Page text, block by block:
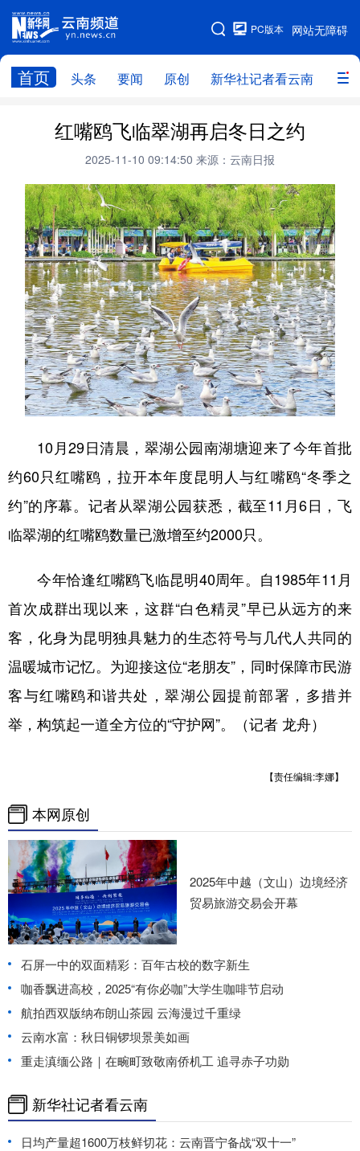
网站无障碍
PC版本
首页 头条 要闻 原创 新华社记者看云南 政务
网站地图
头条 云南要闻 本网原创
新华社记者看云南 政务
廉政 云南省领导报道集 旅游
教育
州市
社会
图片
经济 服务 云南故事
云南青年说 趣看文物
红嘴鸥飞临翠湖再启冬日之约
2025-11-10 09:14:50 来源：云南日报
10月29日清晨，翠湖公园南湖塘迎来了今年首批
约60只红嘴鸥，拉开本年度昆明人与红嘴鸥“冬季之
约”的序幕。记者从翠湖公园获悉，截至11月6日，飞
临翠湖的红嘴鸥数量已激增至约2000只。
今年恰逢红嘴鸥飞临昆明40周年。自1985年11月
首次成群出现以来，这群“白色精灵”早已从远方的来
客，化身为昆明独具魅力的生态符号与几代人共同的
温暖城市记忆。为迎接这位“老朋友”，同时保障市民游
客与红嘴鸥和谐共处，翠湖公园提前部署，多措并
举，构筑起一道全方位的“守护网”。（记者 龙舟）
【责任编辑:李娜】
本网原创
2025年中越（文山）边境经济
贸易旅游交易会开幕
石屏一中的双面精彩：百年古校的数字新生
咖香飘进高校，2025“有你必咖”大学生咖啡节启动
航拍西双版纳布朗山茶园 云海漫过千重绿
云南水富：秋日铜锣坝景美如画
重走滇缅公路｜在畹町致敬南侨机工 追寻赤子功勋
新华社记者看云南
日均产量超1600万枝鲜切花：云南晋宁备战“双十一”